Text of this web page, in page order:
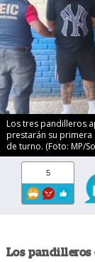
Los tres pandilleros
prestarán su primera
de turno. (Foto: MP/
5
Los pandilleros